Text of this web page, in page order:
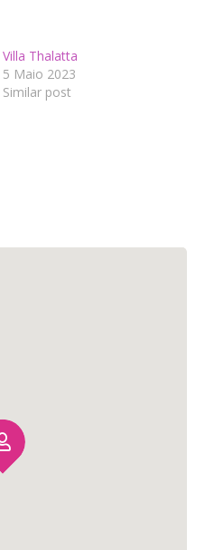
Villa Thalatta
5 Maio 2023
Similar post